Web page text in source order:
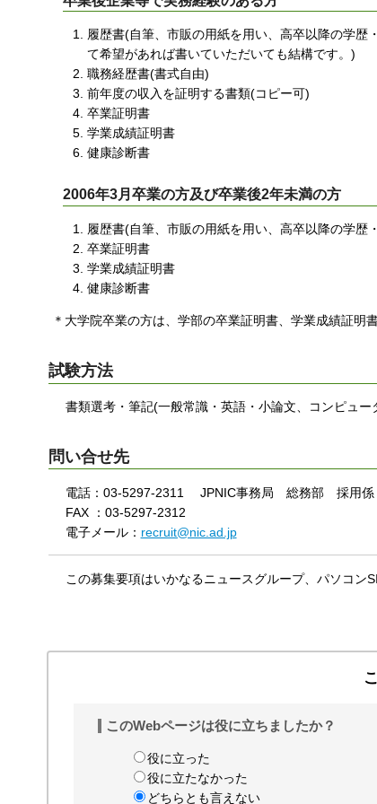
履歴書(自筆、市販の用紙を用い、高卒以降の学
て希望があれば書いていただいても結構です。)
職務経歴書(書式自由)
前年度の収入を証明する書類(コピー可)
卒業証明書
学業成績証明書
健康診断書
2006年3月卒業の方及び卒業後2年未満の方
履歴書(自筆、市販の用紙を用い、高卒以降の学
卒業証明書
学業成績証明書
健康診断書
＊大学院卒業の方は、学部の卒業証明書、学業成績証明
試験方法
書類選考・筆記(一般常識・英語・小論文、コンピュ
問い合せ先
電話：03-5297-2311 JPNIC事務局 総務部 採用係
FAX ：03-5297-2312
電子メール： recruit@nic.ad.jp
この募集要項はいかなるニュースグループ、パソコン
このWebページは役に立ちましたか？
役に立った
役に立たなかった
どちらとも言えない